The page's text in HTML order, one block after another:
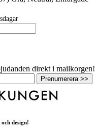
direkt i mailkorgen!
Prenumerera >>
design!